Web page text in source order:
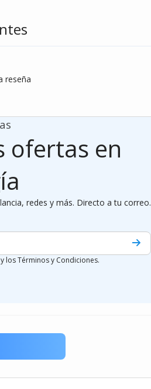
reseña
ofertas en
redes y más. Directo a tu correo.
los Términos y Condiciones.
silymx
@silymx
525584218080
la cantidad de